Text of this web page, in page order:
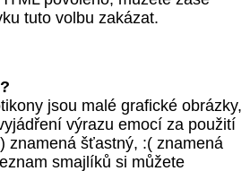
tuto volbu zakázat.
jsou malé grafické obrázky,
výrazu emocí za použití
znamená šťastný, :( znamená
smajlíků si můžete